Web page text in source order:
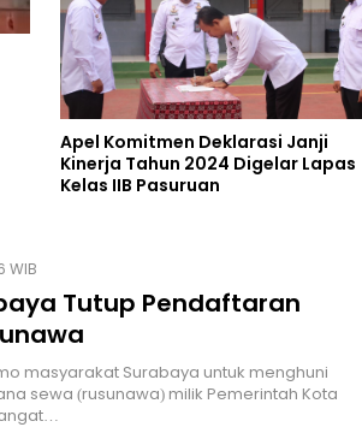
Apel Komitmen Deklarasi Janji
Kinerja Tahun 2024 Digelar Lapas
Kelas IIB Pasuruan
WIB
Tutup Pendaftaran
masyarakat Surabaya untuk menghuni
sewa (rusunawa) milik Pemerintah Kota